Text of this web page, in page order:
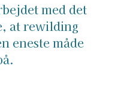
med det
at rewilding
eneste måde